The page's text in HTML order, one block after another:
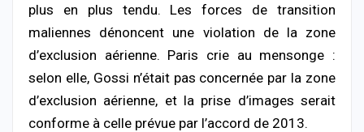
plus en plus tendu. Les forces de transition
maliennes dénoncent une violation de la zone
d’exclusion aérienne. Paris crie au mensonge :
selon elle, Gossi n’était pas concernée par la zone
d’exclusion aérienne, et la prise d’images serait
conforme à celle prévue par l’accord de 2013.